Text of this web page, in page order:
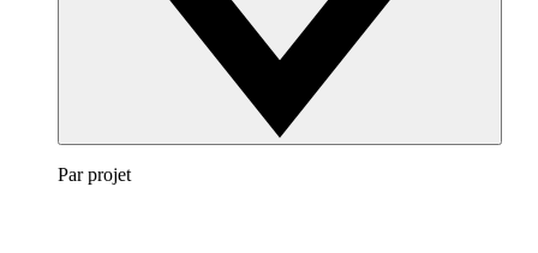
Par projet